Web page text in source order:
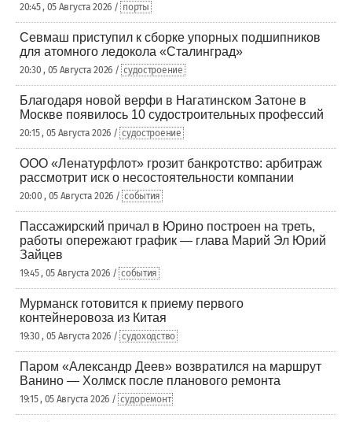
20:45 , 05 Августа 2026 / порты
Севмаш приступил к сборке упорных подшипников
для атомного ледокола «Сталинград»
20:30 , 05 Августа 2026 / судостроение
Благодаря новой верфи в Нагатинском Затоне в
Москве появилось 10 судостроительных профессий
20:15 , 05 Августа 2026 / судостроение
ООО «Ленатурфлот» грозит банкротство: арбитраж
рассмотрит иск о несостоятельности компании
20:00 , 05 Августа 2026 / события
Пассажирский причал в Юрино построен на треть,
работы опережают график — глава Марий Эл Юрий
Зайцев
19:45 , 05 Августа 2026 / события
Мурманск готовится к приему первого
контейнеровоза из Китая
19:30 , 05 Августа 2026 / судоходство
Паром «Александр Деев» возвратился на маршрут
Ванино — Холмск после планового ремонта
19:15 , 05 Августа 2026 / судоремонт